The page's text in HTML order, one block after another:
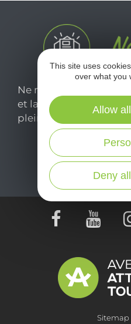
Ne manquez pas
et laissez-vous
pleinement de votre
Je
Sitemap
This site uses
over what you
Deny
Allow